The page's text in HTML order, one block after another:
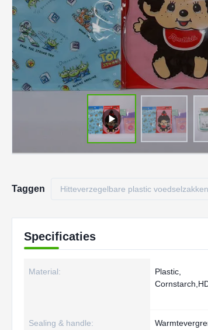
Taggen Hitteverzegelbare plastic voedselzakken
Specificaties
Material:
Plastic,
Sealing & handle: